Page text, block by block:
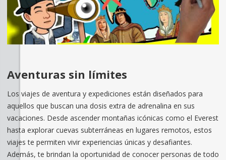
Aventuras sin límites
Los viajes de aventura y expediciones están diseñados para
aquellos que buscan una dosis extra de adrenalina en sus
vacaciones. Desde ascender montañas icónicas como el Everest
hasta explorar cuevas subterráneas en lugares remotos, estos
viajes te permiten vivir experiencias únicas y desafiantes.
Además, te brindan la oportunidad de conocer personas de todo